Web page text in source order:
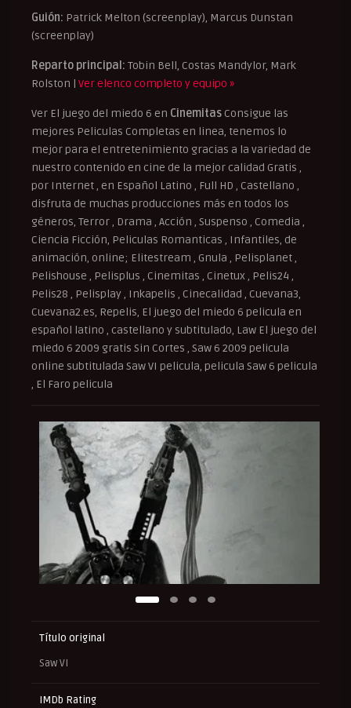
Guión: Patrick Melton (screenplay), Marcus Dunstan
(screenplay)
Reparto principal: Tobin Bell, Costas Mandylor, Mark
Rolston | Ver elenco completo y equipo »
Ver El juego del miedo 6 en Cinemitas Consigue las
mejores Peliculas Completas en linea, tenemos lo
mejor para el entretenimiento gracias a la variedad de
nuestro contenido en cine de la mejor calidad Gratis ,
por Internet , en Español Latino , Full HD , Castellano ,
disfruta de muchas producciones más en todos los
géneros, Terror , Drama , Acción , Suspenso , Comedia ,
Ciencia Ficción, Peliculas Romanticas , Infantiles, de
animación, online; Elitestream , Gnula , Pelisplanet ,
Pelishouse , Pelisplus , Cinemitas , Cinetux , Pelis24 ,
Pelis28 , Pelisplay , Inkapelis , Cinecalidad , Cuevana3,
Cuevana2.es, Repelis, El juego del miedo 6 pelicula en
español latino , castellano y subtitulado, Law El juego del
miedo 6 2009 gratis Sin Cortes , Saw 6 2009 pelicula
online subtitulada Saw VI pelicula, pelicula Saw 6 pelicula
, El Faro pelicula
Título original
Saw VI
IMDb Rating